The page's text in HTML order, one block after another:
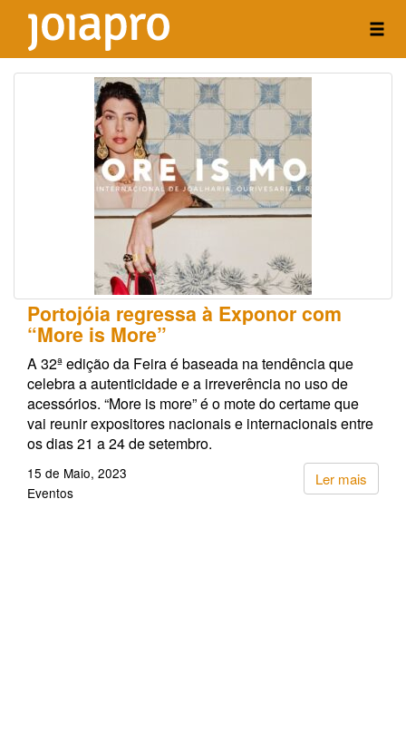
Portojóia regressa à Exponor com
“More is More”
A 32ª edição da Feira é baseada na tendência que
celebra a autenticidade e a irreverência no uso de
acessórios. “More is more” é o mote do certame que
vai reunir expositores nacionais e internacionais entre
os dias 21 a 24 de setembro.
Ler mais
15 de Maio, 2023
Eventos